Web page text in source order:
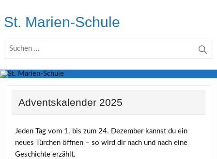
content
St. Marien-Schule
Adventskalender 2025
Jeden Tag vom 1. bis zum 24. Dezember kannst du ein
neues Türchen öffnen – so wird dir nach und nach eine
Geschichte erzählt.